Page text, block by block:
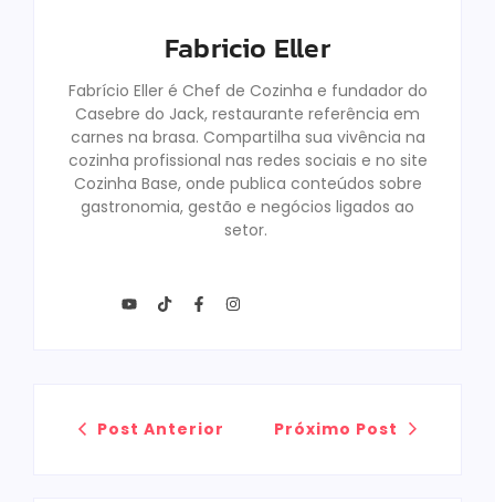
Fabricio Eller
Fabrício Eller é Chef de Cozinha e fundador do
Casebre do Jack, restaurante referência em
carnes na brasa. Compartilha sua vivência na
cozinha profissional nas redes sociais e no site
Cozinha Base, onde publica conteúdos sobre
gastronomia, gestão e negócios ligados ao
setor.
Post Anterior Próximo Post